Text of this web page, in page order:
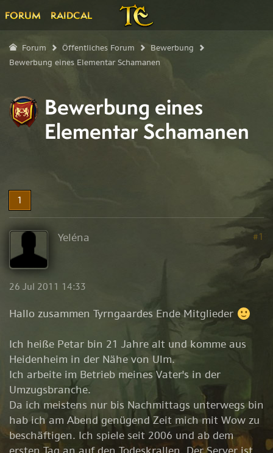
FORUM RAIDCAL
Forum Öffentliches Forum
Bewerbung
Bewerbung eines Elementar Schamanen
Bewerbung eines
Elementar Schamanen
1
Yeléna
26 Jul 2011 14:33
#1
Hallo zusammen Tyrngaardes Ende Mitglieder
Ich heiße Petar bin 21 Jahre alt und komme aus
Heidenheim in der Nähe von Ulm.
Ich arbeite im Betrieb meines Vater's in der
Umzugsbranche.
Da ich meistens nur bis Nachmittags unterwegs bin
hab ich am Abend genügend Zeit mich mit Wow zu
beschäftigen. Ich spiele seit 2006 und ab dem